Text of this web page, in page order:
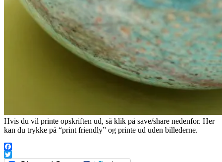
Hvis du vil printe opskriften ud, så klik på save/share nedenfor. Her
kan du trykke på “print friendly” og printe ud uden billederne.
Facebook